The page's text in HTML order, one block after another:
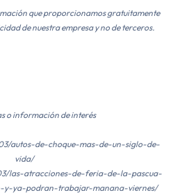
que proporcionamos gratuitamente
de nuestra empresa y no de terceros.
o información de interés
autos-de-choque-mas-de-un-siglo-de-
vida/
las-atracciones-de-feria-de-la-pascua-
y-ya-podran-trabajar-manana-viernes/